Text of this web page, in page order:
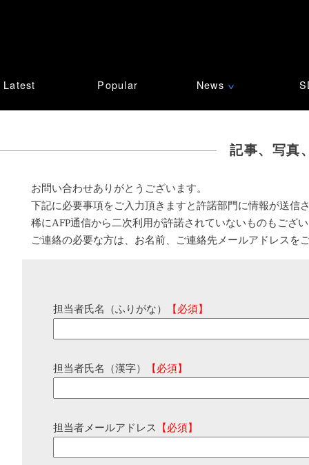
Latest Popular News ∨
記事、写真
お問い合わせありがとうございます。
下記に必要事項をご入力頂きますと許諾部門に情報が送信
稀にAFP通信から二次利用が許諾されていないものもござ
ご連絡の必要な方は、お名前、ご連絡先メールアドレスを
担当者氏名（ふりがな） 【必須】
担当者氏名（漢字） 【必須】
担当者メールアドレス 【必須】